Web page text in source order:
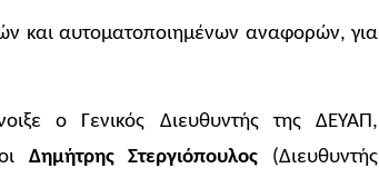
και αυτοματοποιημένων αναφορών, για
ο Γενικός Διευθυντής της ΔΕΥΑΠ,
Δημήτρης Στεργιόπουλος (Διευθυντής